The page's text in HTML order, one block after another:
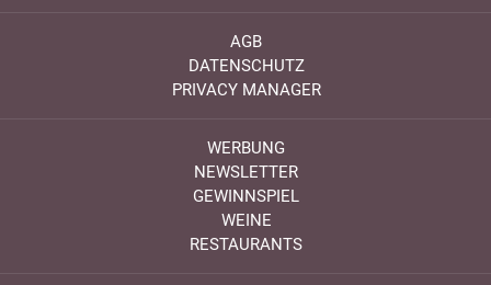
AGB
DATENSCHUTZ
PRIVACY MANAGER
WERBUNG
NEWSLETTER
GEWINNSPIEL
WEINE
RESTAURANTS